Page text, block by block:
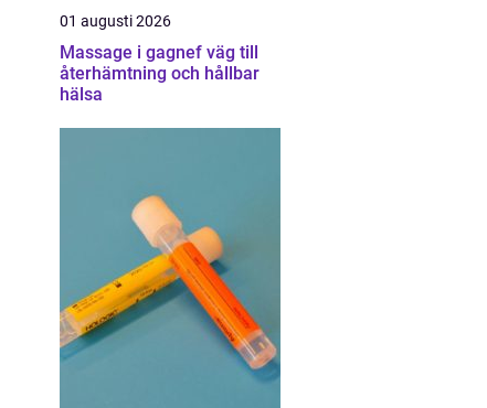
01 augusti 2026
Massage i gagnef väg till
återhämtning och hållbar
hälsa